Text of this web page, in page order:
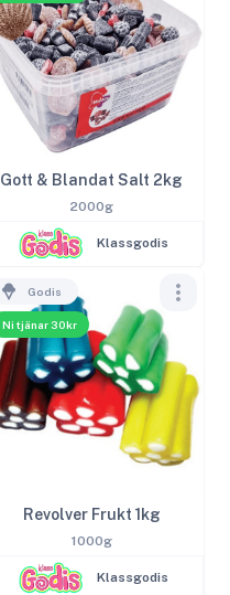
Gott & Blandat Salt 2kg
2000g
Klassgodis
Ni tjänar 30kr
Godis
Revolver Frukt 1kg
1000g
Klassgodis